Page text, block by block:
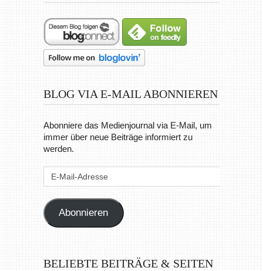
BLOG VIA E-MAIL ABONNIEREN
Abonniere das Medienjournal via E-Mail, um
immer über neue Beiträge informiert zu
werden.
Abonnieren
BELIEBTE BEITRÄGE & SEITEN